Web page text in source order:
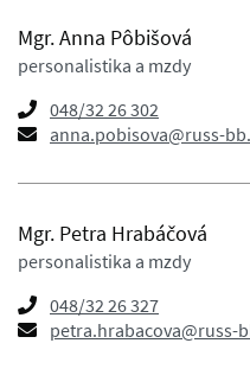
Mgr. Anna Pôbišová
personalistika a mzdy
048/32 26 302
anna.pobisova@russ-
Mgr. Petra Hrabáčová
personalistika a mzdy
048/32 26 327
petra.hrabacova@russ-